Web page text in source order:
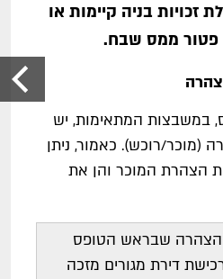
בניה קיימות או
פטור ממס שבח.
במשבצות המתאימות, יש
(מוכר/רוכש). כאמור, ניתן
הצהרת המוכר והן את
שבראש הטופס
דירת מגורים מזכה